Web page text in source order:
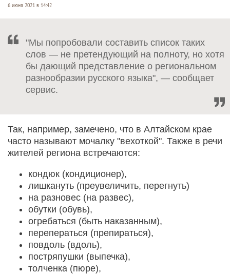
6 июня 2021 в 14:42
"Мы попробовали составить список таких
слов — не претендующий на полноту, но хотя
бы дающий представление о региональном
разнообразии русского языка", — сообщает
сервис.
Так, например, замечено, что в Алтайском крае
часто называют мочалку "вехоткой". Также в речи
жителей региона встречаются:
кондюк (кондиционер),
лишкануть (преувеличить, перегнуть)
на разновес (на развес),
обутки (обувь),
огребаться (быть наказанным),
переператься (препираться),
повдоль (вдоль),
постряпушки (выпечка),
толченка (пюре),